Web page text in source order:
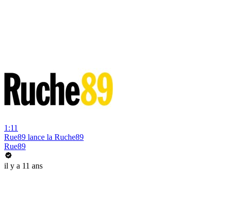
1:11
Rue89 lance la Ruche89
Rue89
il y a 11 ans